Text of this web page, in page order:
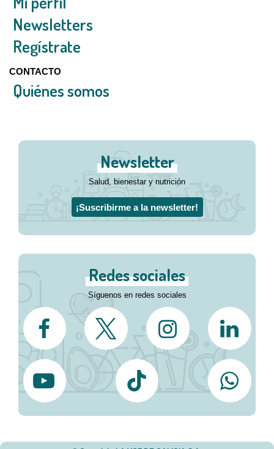
Newsletters
Regístrate
CONTACTO
Quiénes somos
Newsletter
Salud, bienestar y nutrición
¡Suscribirme a la newsletter!
Redes sociales
Síguenos en redes sociales